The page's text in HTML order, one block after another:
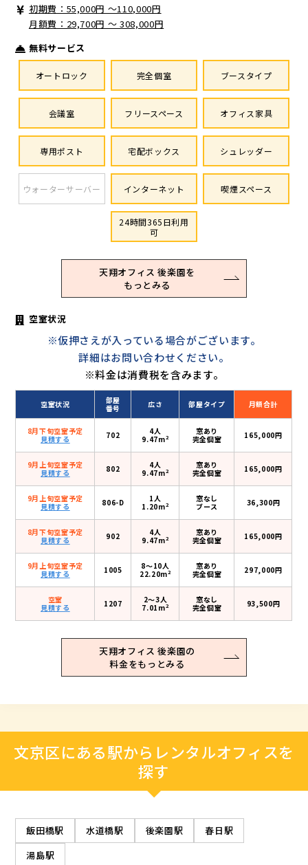
初期費：55,000円 〜110,000円
月額費：29,700円 ～ 308,000円
無料サービス
オートロック 完全個室 ブースタイプ
会議室 フリースペース オフィス家具
専用ポスト 宅配ボックス シュレッダー
ウォーターサーバー インターネット 喫煙スペース
24時間365日利用
可
天翔オフィス 後楽園を
もっとみる
空室状況
※仮押さえが入っている場合がございます。
詳細はお問い合わせください。
※料金は消費税を含みます。
空室状況
部屋
番号
広さ 部屋タイプ 月額合計
8月下旬空室予定
見積する
702
4人
9.47m2
窓あり
完全個室
165,000円
9月上旬空室予定
見積する
802
4人
9.47m2
窓あり
完全個室
165,000円
9月上旬空室予定
見積する
806-D
1人
1.20m2
窓なし
ブース
36,300円
8月下旬空室予定
見積する
902
4人
9.47m2
窓あり
完全個室
165,000円
9月上旬空室予定
見積する
1005
8〜10人
22.20m2
窓あり
完全個室
297,000円
空室
見積する
1207
2〜3人
7.01m2
窓なし
完全個室
93,500円
天翔オフィス 後楽園の
料金をもっとみる
文京区にある駅からレンタルオフィスを
探す
飯田橋駅 水道橋駅 後楽園駅
春日駅
湯島駅